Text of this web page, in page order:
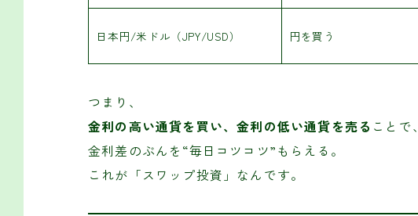
日本円/米ドル（JPY/USD） 円を買う
つまり、
金利の高い通貨を買い、金利の低い通貨を売る ことで、
金利差のぶんを“毎日コツコツ”もらえる。
これが「スワップ投資」なんです。